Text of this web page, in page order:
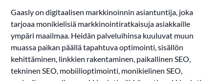
Gaasly on digitaalisen markkinoinnin asiantuntija, joka
tarjoaa monikielisiä markkinointiratkaisuja asiakkaille
ympäri maailmaa. Heidän palveluihinsa kuuluvat muun
muassa paikan päällä tapahtuva optimointi, sisällön
kehittäminen, linkkien rakentaminen, paikallinen SEO,
tekninen SEO, mobiilioptimointi, monikielinen SEO,